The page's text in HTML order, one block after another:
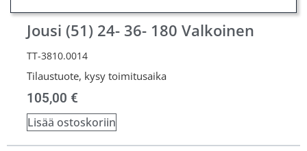
Jousi (51) 24- 36- 180 Valkoinen
TT-3810.0014
Tilaustuote, kysy toimitusaika
105,00 €
Lisää ostoskoriin